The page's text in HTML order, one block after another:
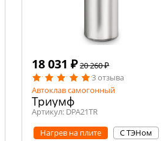
18 031 ₽20 260 ₽
3 отзыва
Автоклав самогонный
Триумф
Артикул: DPA21TR
Нагрев на плите С ТЭНом